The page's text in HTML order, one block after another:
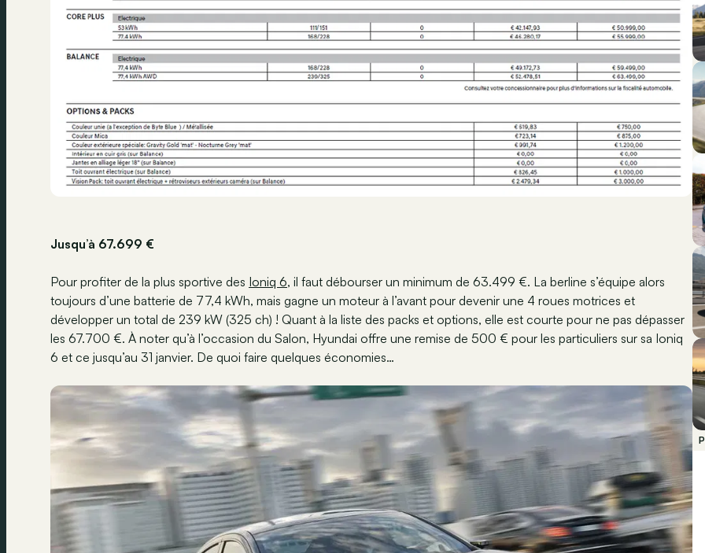
Jusqu’à 67.699 €
Pour profiter de la plus sportive des Ioniq 6, il faut débourser un minimum de 63.499 €. La berline s’équipe alors
toujours d’une batterie de 77,4 kWh, mais gagne un moteur à l’avant pour devenir une 4 roues motrices et
développer un total de 239 kW (325 ch) ! Quant à la liste des packs et options, elle est courte pour ne pas dépasser
les 67.700 €. À noter qu’à l’occasion du Salon, Hyundai offre une remise de 500 € pour les particuliers sur sa Ioniq
6 et ce jusqu’au 31 janvier. De quoi faire quelques économies…